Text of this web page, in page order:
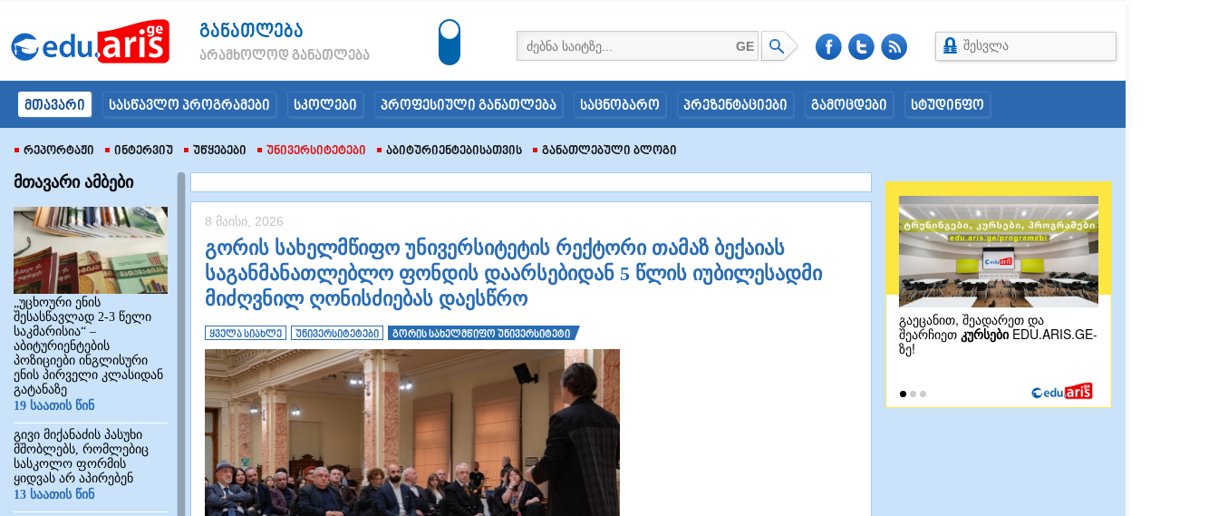
განათლება
არამხოლოდ განათლება
GE შესვლა
მთავარი სასწავლო პროგრამები სკოლები პროფესიული განათლება საცნობარო პრეზენტაციები გამოცდები სტუდინფო
Რეპორტაჟი Ინტერვიუ Უწყებები Უნივერსიტეტები Აბიტურიენტებისათვის Განათლებული Ბლოგი
მთავარი ამბები
„უცხოური ენის
შესასწავლად 2-3 წელი
საკმარისია“ –
აბიტურიენტების
პოზიციები ინგლისური
ენის პირველი კლასიდან
გატანაზე
19 საათის წინ
გივი მიქანაძის პასუხი
მშობლებს, რომლებიც
სასკოლო ფორმის
ყიდვას არ აპირებენ
13 საათის წინ
8 მაისი, 2026
გორის სახელმწიფო უნივერსიტეტის რექტორი თამაზ ბექაიას
საგანმანათლებლო ფონდის დაარსებიდან 5 წლის იუბილესადმი
მიძღვნილ ღონისძიებას დაესწრო
ყველა სიახლე უნივერსიტეტები გორის სახელმწიფო უნივერსიტეტი